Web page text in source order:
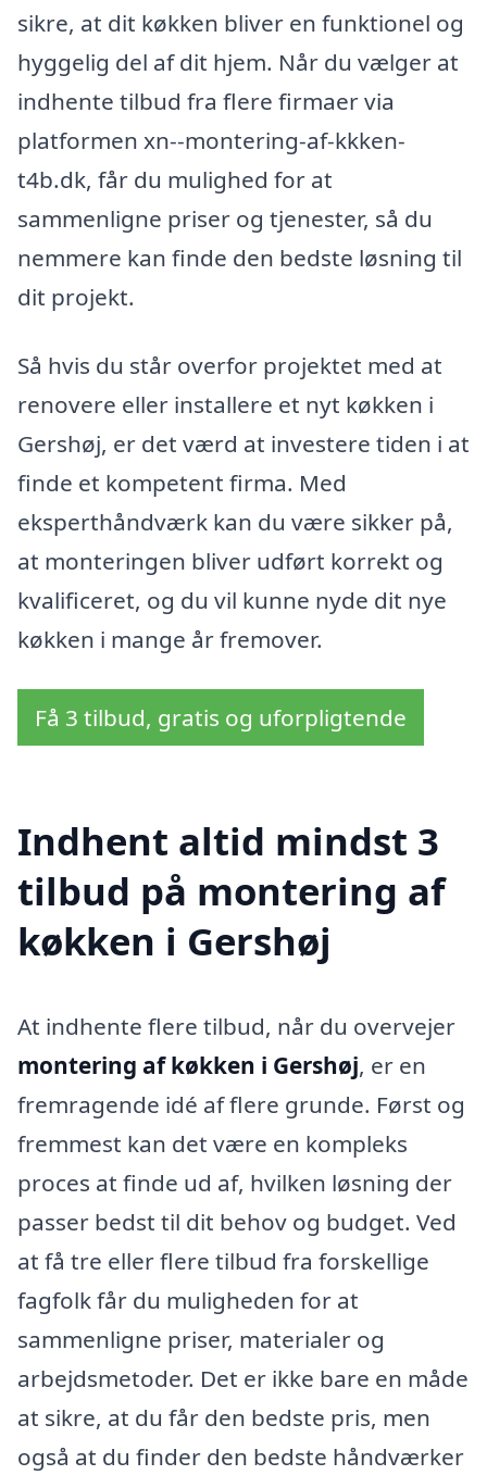
sikre, at dit køkken bliver en funktionel og
hyggelig del af dit hjem. Når du vælger at
indhente tilbud fra flere firmaer via
platformen xn--montering-af-kkken-
t4b.dk, får du mulighed for at
sammenligne priser og tjenester, så du
nemmere kan finde den bedste løsning til
dit projekt.
Så hvis du står overfor projektet med at
renovere eller installere et nyt køkken i
Gershøj, er det værd at investere tiden i at
finde et kompetent firma. Med
eksperthåndværk kan du være sikker på,
at monteringen bliver udført korrekt og
kvalificeret, og du vil kunne nyde dit nye
køkken i mange år fremover.
Få 3 tilbud, gratis og uforpligtende
Indhent altid mindst 3
tilbud på montering af
køkken i Gershøj
At indhente flere tilbud, når du overvejer
montering af køkken i Gershøj, er en
fremragende idé af flere grunde. Først og
fremmest kan det være en kompleks
proces at finde ud af, hvilken løsning der
passer bedst til dit behov og budget. Ved
at få tre eller flere tilbud fra forskellige
fagfolk får du muligheden for at
sammenligne priser, materialer og
arbejdsmetoder. Det er ikke bare en måde
at sikre, at du får den bedste pris, men
også at du finder den bedste håndværker